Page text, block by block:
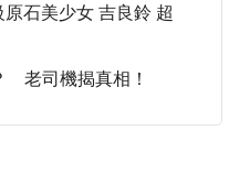
石美少女 吉良鈴 超
老司機揭真相！